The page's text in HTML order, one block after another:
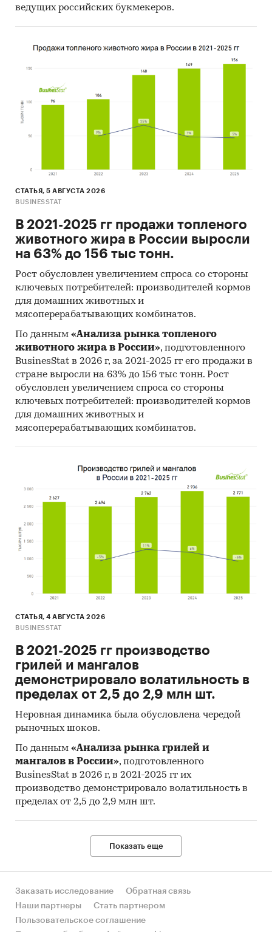
ведущих российских букмекеров.
СТАТЬЯ, 5 АВГУСТА 2026
BUSINESSTAT
В 2021-2025 гг продажи топленого
животного жира в России выросли
на 63% до 156 тыс тонн.
Рост обусловлен увеличением спроса со стороны
ключевых потребителей: производителей кормов
для домашних животных и
мясоперерабатывающих комбинатов.
По данным «Анализа рынка топленого
животного жира в России», подготовленного
BusinesStat в 2026 г, за 2021-2025 гг его продажи в
стране выросли на 63% до 156 тыс тонн. Рост
обусловлен увеличением спроса со стороны
ключевых потребителей: производителей кормов
для домашних животных и
мясоперерабатывающих комбинатов.
СТАТЬЯ, 4 АВГУСТА 2026
BUSINESSTAT
В 2021-2025 гг производство
грилей и мангалов
демонстрировало волатильность в
пределах от 2,5 до 2,9 млн шт.
Неровная динамика была обусловлена чередой
рыночных шоков.
По данным «Анализа рынка грилей и
мангалов в России», подготовленного
BusinesStat в 2026 г, в 2021-2025 гг их
производство демонстрировало волатильность в
пределах от 2,5 до 2,9 млн шт.
Показать еще
Заказать исследование
Обратная связь
Наши партнеры
Стать партнером
Пользовательское соглашение